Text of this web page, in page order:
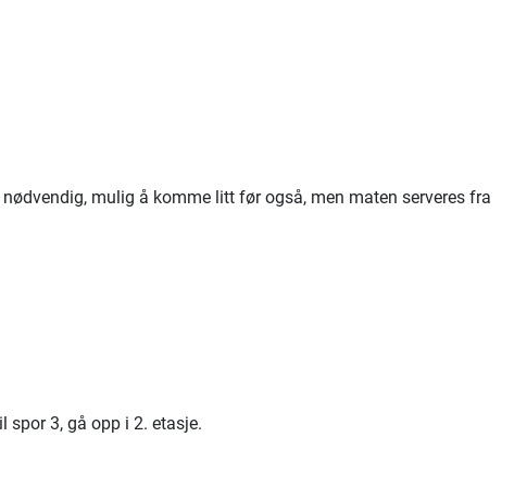
mulig å komme litt før også, men maten serveres fra
spor 3, gå opp i 2. etasje.